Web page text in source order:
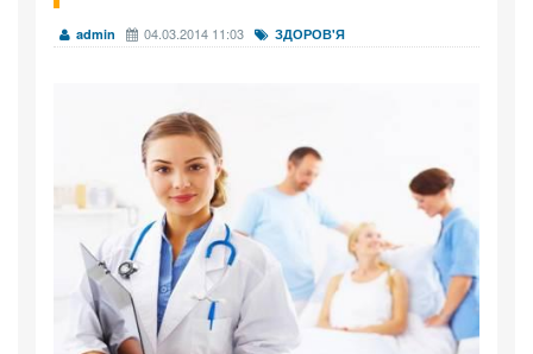
admin 04.03.2014 11:03 ЗДОРОВ'Я